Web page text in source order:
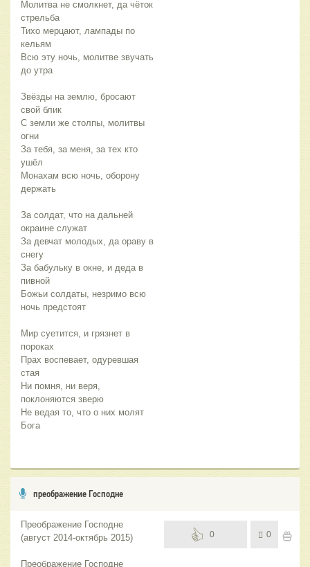
Молитва не смолкнет, да чёток
стрельба
Тихо мерцают, лампады по
кельям
Всю эту ночь, молитве звучать
до утра
Звёзды на землю, бросают
свой блик
С земли же столпы, молитвы
огни
За тебя, за меня, за тех кто
ушёл
Монахам всю ночь, оборону
держать
За солдат, что на дальней
окраине служат
За девчат молодых, да ораву в
снегу
За бабульку в окне, и деда в
пивной
Божьи солдаты, незримо всю
ночь предстоят
Мир суетится, и грязнет в
пороках
Прах воспевает, одуревшая
стая
Ни помня, ни веря,
поклоняются зверю
Не ведая то, что о них молят
Бога
преображение Господне
Преображение Господне
(август 2014-октябрь 2015)
Преображение Господне
0 0